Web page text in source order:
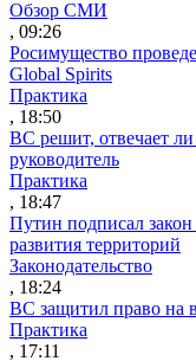
Обзор СМИ
, 09:26
Росимущество
Global Spirits
Практика
, 18:50
ВС решит, отвечает
руководитель
Практика
, 18:47
Путин подписал
развития территорий
Законодательство
, 18:24
ВС защитил право на
Практика
, 17:11